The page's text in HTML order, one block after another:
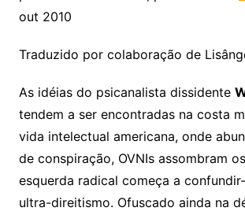
out 2010
Traduzido por colaboração de
As idéias do psicanalista dissidente
tendem a ser encontradas na costa
vida intelectual americana, onde
de conspiração, OVNIs assombram
esquerda radical começa a
ultra-direitismo. Ofuscado ainda na